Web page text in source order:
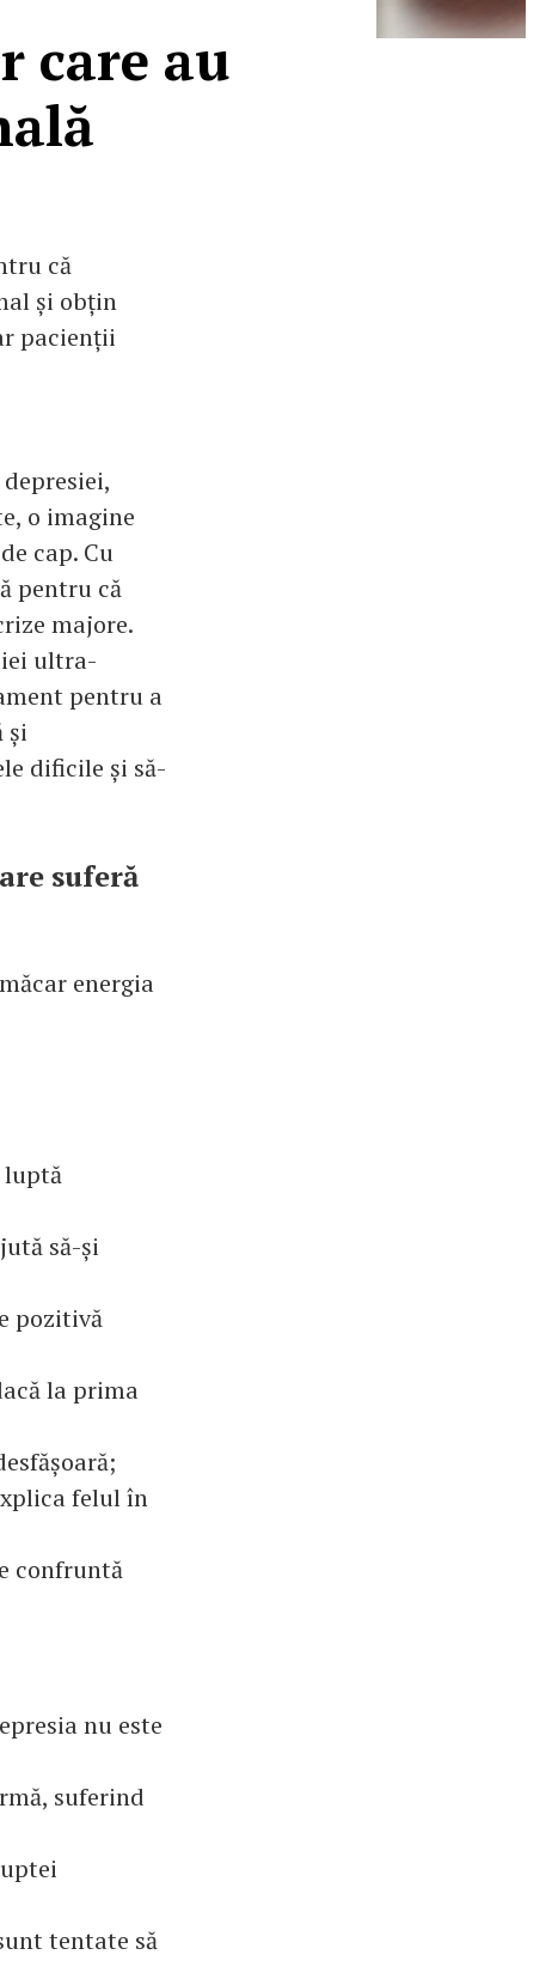
care au
că
și obțin
pacienții
o imagine
cap. Cu
pentru că
majore.
ultra-
pentru a
și
dificile și să-
suferă
energia
luptă
să-și
pozitivă
la prima
felul în
confruntă
nu este
suferind
tentate să